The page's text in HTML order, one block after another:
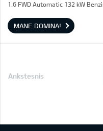
1.6 FWD Automatic 132 kW
MANE DOMINA!
Ankstesnis